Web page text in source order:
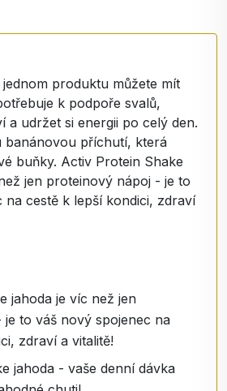
produktu můžete mít
k podpoře svalů,
a udržet si energii po celý den.
banánovou příchutí, která
buňky. Activ Protein Shake
jen proteinový nápoj - je to
na cestě k lepší kondici, zdraví
jahoda je víc než jen
to váš nový spojenec na
zdraví a vitalitě!
jahoda - vaše denní dávka